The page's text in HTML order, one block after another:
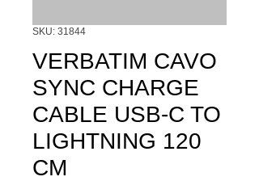
SKU: 31844
VERBATIM CAVO
SYNC CHARGE
CABLE USB-C TO
LIGHTNING 120
CM